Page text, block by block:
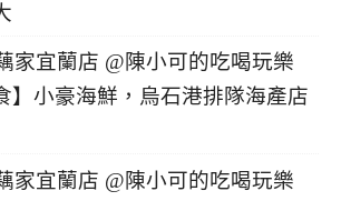
】小豪海鮮，烏石港排隊海產店